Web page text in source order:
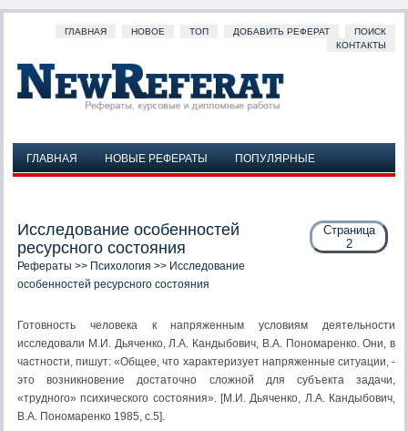
ГЛАВНАЯ НОВОЕ ТОП ДОБАВИТЬ РЕФЕРАТ
ПОИСК
КОНТАКТЫ
ГЛАВНАЯ НОВЫЕ РЕФЕРАТЫ
ПОПУЛЯРНЫЕ
Страница
2
Исследование особенностей
ресурсного состояния
Рефераты >> Психология >> Исследование
особенностей ресурсного состояния
Готовность человека к напряженным условиям деятельности
исследовали М.И. Дьяченко, Л.А. Кандыбович, В.А. Пономаренко. Они, в
частности, пишут: «Общее, что характеризует напряженные ситуации, -
это возникновение достаточно сложной для субъекта задачи,
«трудного» психического состояния». [М.И. Дьяченко, Л.А. Кандыбович,
В.А. Пономаренко 1985, с.5].